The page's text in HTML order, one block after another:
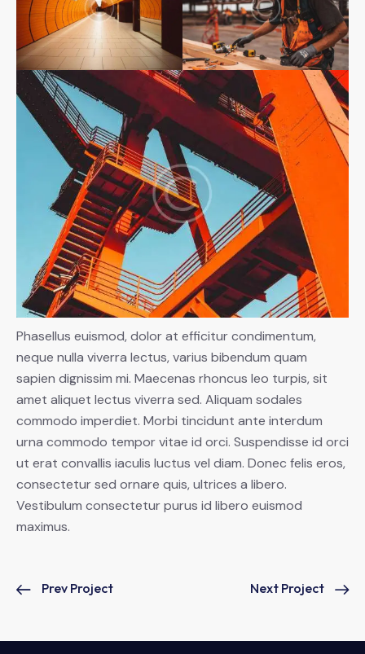
Phasellus euismod, dolor at efficitur condimentum,
neque nulla viverra lectus, varius bibendum quam
sapien dignissim mi. Maecenas rhoncus leo turpis, sit
amet aliquet lectus viverra sed. Aliquam sodales
commodo imperdiet. Morbi tincidunt ante interdum
urna commodo tempor vitae id orci. Suspendisse id orci
ut erat convallis iaculis luctus vel diam. Donec felis eros,
consectetur sed ornare quis, ultrices a libero.
Vestibulum consectetur purus id libero euismod
maximus.
Prev Project Next Project